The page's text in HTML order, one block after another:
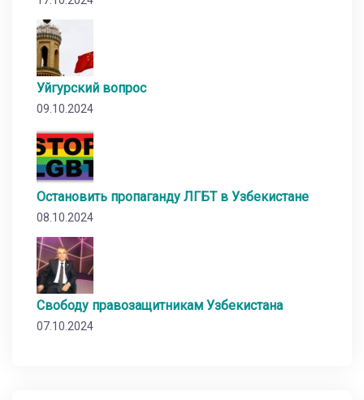
Уйгурский вопрос
09.10.2024
Остановить пропаганду ЛГБТ в Узбекистане
08.10.2024
Свободу правозащитникам Узбекистана
07.10.2024